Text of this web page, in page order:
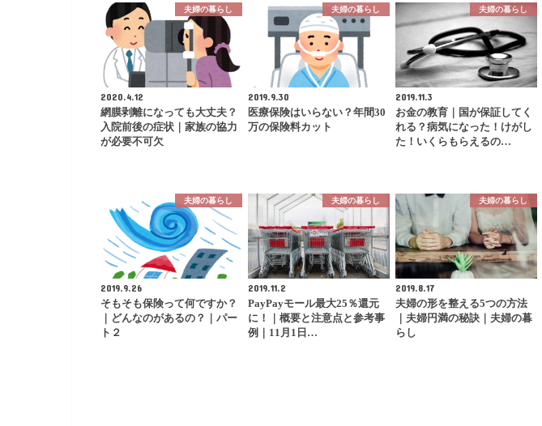
夫婦の暮らし
2020.4.12
網膜剥離になっても大丈夫？
入院前後の症状｜家族の協力
が必要不可欠
夫婦の暮らし
2019.9.30
医療保険はいらない？年間30
万の保険料カット
夫婦の暮らし
2019.11.3
お金の教育｜国が保証してく
れる？病気になった！けがし
た！いくらもらえるの…
夫婦の暮らし
2019.9.26
そもそも保険って何ですか？
｜どんなのがあるの？｜パー
ト２
夫婦の暮らし
2019.11.2
PayPayモール最大25％還元
に！｜概要と注意点と参考事
例｜11月1日…
夫婦の暮らし
2019.8.17
夫婦の形を整える5つの方法
｜夫婦円満の秘訣｜夫婦の暮
らし